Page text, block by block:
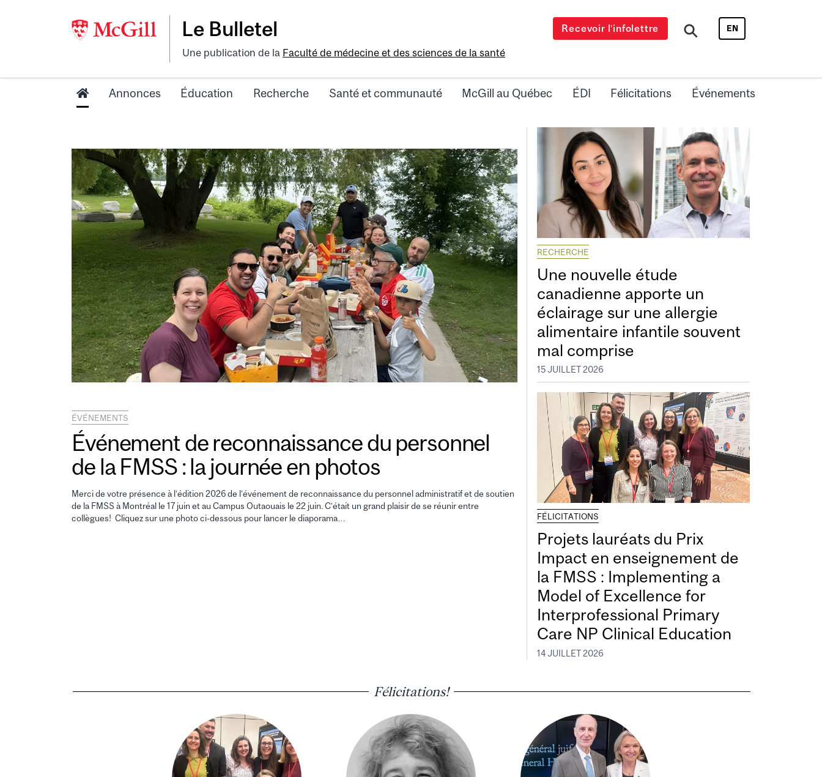
Le Bulletel
Une publication de la Faculté de médecine et des sciences de la santé
Recevoir l’infolettre EN
Annonces Éducation Recherche Santé et communauté McGill au Québec ÉDI Félicitations Événements
ÉVÉNEMENTS
Événement de reconnaissance du personnel
de la FMSS : la journée en photos
Merci de votre présence à l’édition 2026 de l’événement de reconnaissance du personnel administratif et de soutien
de la FMSS à Montréal le 17 juin et au Campus Outaouais le 22 juin. C’était un grand plaisir de se réunir entre
collègues! Cliquez sur une photo ci-dessous pour lancer le diaporama…
RECHERCHE
Une nouvelle étude
canadienne apporte un
éclairage sur une allergie
alimentaire infantile souvent
mal comprise
15 JUILLET 2026
FÉLICITATIONS
Projets lauréats du Prix
Impact en enseignement de
la FMSS : Implementing a
Model of Excellence for
Interprofessional Primary
Care NP Clinical Education
14 JUILLET 2026
Félicitations!